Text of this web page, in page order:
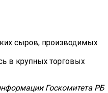
сыров, производимых
в крупных торговых
Госкомитета РБ